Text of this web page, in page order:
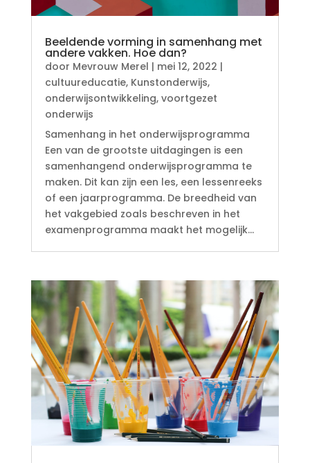
Beeldende vorming in samenhang met
andere vakken. Hoe dan?
door Mevrouw Merel | mei 12, 2022 |
cultuureducatie, Kunstonderwijs,
onderwijsontwikkeling, voortgezet
onderwijs
Samenhang in het onderwijsprogramma
Een van de grootste uitdagingen is een
samenhangend onderwijsprogramma te
maken. Dit kan zijn een les, een lessenreeks
of een jaarprogramma. De breedheid van
het vakgebied zoals beschreven in het
examenprogramma maakt het mogelijk...